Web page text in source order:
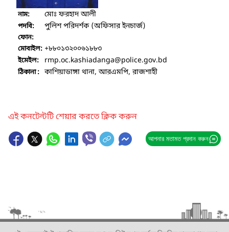
নাম: মোঃ ফরহাদ আলী
পদবি: পুলিশ পরিদর্শক (অফিসার ইনচার্জ)
ফোন:
মোবাইল: +৮৮০১৩২০০৬১৮৮৩
ইমেইল: rmp.oc.kashiadanga@police.gov.bd
ঠিকানা : কাশিয়াডাঙ্গা থানা, আরএমপি, রাজশাহী
এই কনটেন্টটি শেয়ার করতে ক্লিক করুন
আপনার মতামত প্রদান করুন